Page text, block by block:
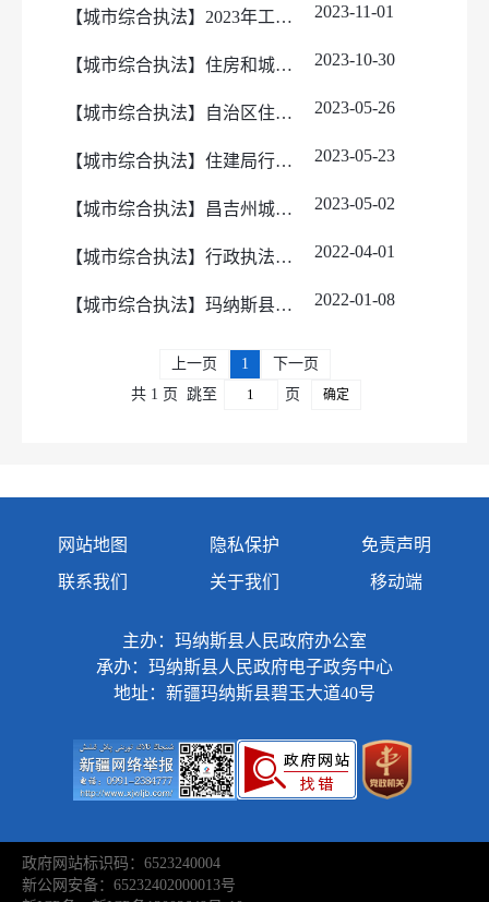
【城市综合执法】2023年工作成效 2023-11-01
【城市综合执法】住房和城乡建设行政处罚程序规定 2023-10-30
【城市综合执法】自治区住房和城乡建设行政处罚裁量基准 [新建规〔2022〕13号] 2023-05-26
【城市综合执法】住建局行政执法人员信息 2023-05-23
【城市综合执法】昌吉州城市建设和管理领域行政处罚事项“三张清单“ 2023-05-02
【城市综合执法】行政执法全过程记录制度 2022-04-01
【城市综合执法】玛纳斯县住建局全面推行《行政执法公示》、《 执法全过程记录》、《重大执法决定法制审查制度》 的实施方案 2022-01-08
上一页 1
下一页
共 1 页
跳至 页 确定
网站地图 隐私保护
免责声明
联系我们
关于我们 移动端
主办：玛纳斯县人民政府办公室
承办：玛纳斯县人民政府电子政务中心
地址：新疆玛纳斯县碧玉大道40号
政府网站标识码：6523240004
新公网安备：65232402000013号